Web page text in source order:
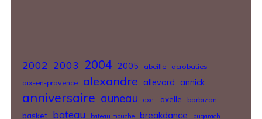
2002 2003 2004 2005 abeille
acrobaties
aix-en-provence
alexandre allevard annick
anniversaire auneau axel axelle barbizon
basket bateau bateau mouche breakdance
bugarach